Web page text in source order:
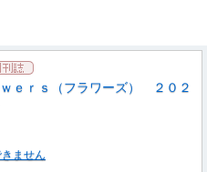
ｗｅｒｓ（フラワーズ） ２０２
ません